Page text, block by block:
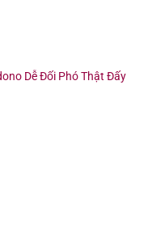
Dễ Đối Phó Thật Đấy